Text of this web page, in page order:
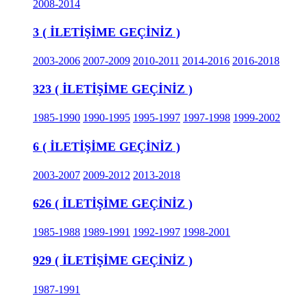
2008-2014
3 ( İLETİŞİME GEÇİNİZ )
2003-2006 2007-2009 2010-2011 2014-2016 2016-2018
323 ( İLETİŞİME GEÇİNİZ )
1985-1990 1990-1995 1995-1997 1997-1998 1999-2002
6 ( İLETİŞİME GEÇİNİZ )
2003-2007 2009-2012 2013-2018
626 ( İLETİŞİME GEÇİNİZ )
1985-1988 1989-1991 1992-1997 1998-2001
929 ( İLETİŞİME GEÇİNİZ )
1987-1991